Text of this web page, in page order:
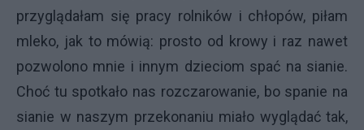
przyglądałam się pracy rolników i chłopów, piłam
mleko, jak to mówią: prosto od krowy i raz nawet
pozwolono mnie i innym dzieciom spać na sianie.
Choć tu spotkało nas rozczarowanie, bo spanie na
sianie w naszym przekonaniu miało wyglądać tak,